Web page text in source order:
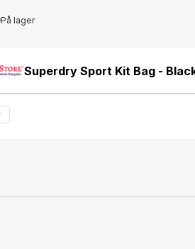
På lager
Superdry Sport Kit Bag -